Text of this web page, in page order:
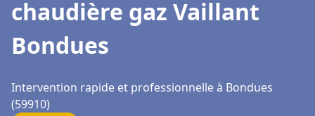
chaudière gaz Vaillant
Bondues
Intervention rapide et professionnelle à Bondues
(59910)